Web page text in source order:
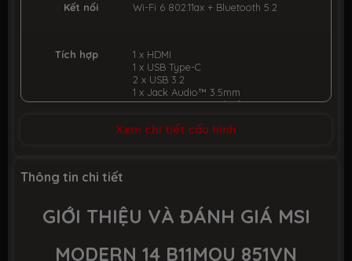
Kết nối Wi-Fi 6 802.11ax + Bluetooth 5.2
Tích hợp
1 x HDMI
1 x USB Type-C
2 x USB 3.2
1 x Jack Audio™ 3.5mm
1 x MIL-STD-810G (chuẩn quân đội)
Pin 39WHrs Li-ion Battery
Xem chi tiết cấu hình
Thông tin chi tiết
GIỚI THIỆU VÀ ĐÁNH GIÁ MSI
MODERN 14 B11MOU 851VN